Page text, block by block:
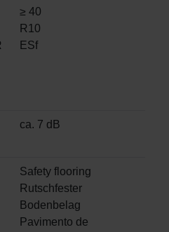
≥ 40
R10
ESf
ca. 7 dB
Safety flooring
Rutschfester
Bodenbelag
Pavimento de